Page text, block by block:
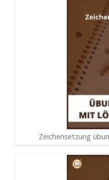
Zeichensetzung